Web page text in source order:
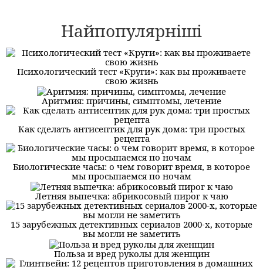
Найпопулярніші
Психологический тест «Круги»: как вы проживаете
свою жизнь
Аритмия: причины, симптомы, лечение
Как сделать антисептик для рук дома: три простых
рецепта
Биологические часы: о чем говорит время, в которое
мы просыпаемся по ночам
Летняя выпечка: абрикосовый пирог к чаю
15 зарубежных детективных сериалов 2000-х, которые
вы могли не заметить
Польза и вред руколы для женщин